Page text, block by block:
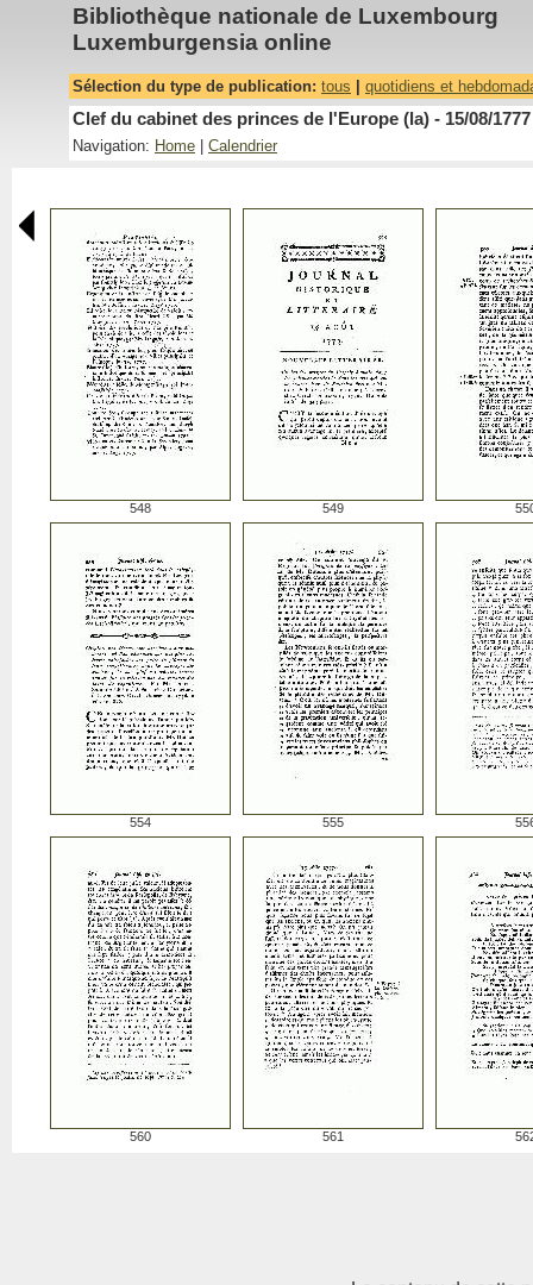
Bibliothèque nationale de Luxembourg
Luxemburgensia online
Sélection du type de publication: tous quotidiens et
Clef du cabinet des princes de l'Europe (la) - 15/08/1777
Navigation: Home Calendrier
548 549
554 555
560 561